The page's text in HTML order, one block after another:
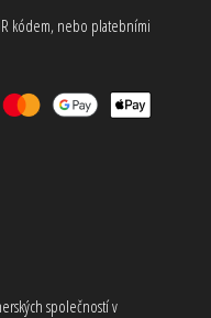
kódem, nebo platebními
společností v